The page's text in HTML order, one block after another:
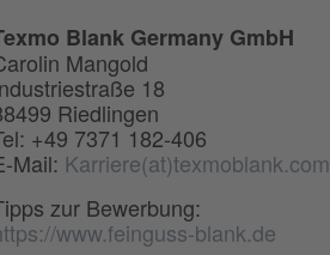
Blank Germany GmbH
Mangold
18
Riedlingen
+49 7371 182-406
Mail: Karriere(at)texmoblank.com
zur Bewerbung:
www.feinguss-blank.de